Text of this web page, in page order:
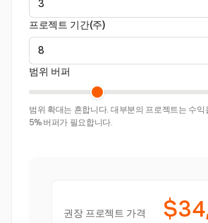
프로젝트 기간(주)
범위 버퍼
범위 확대는 흔합니다. 대부분의 프로젝트는 수
5% 버퍼가 필요합니다.
권장 프로젝트 가격